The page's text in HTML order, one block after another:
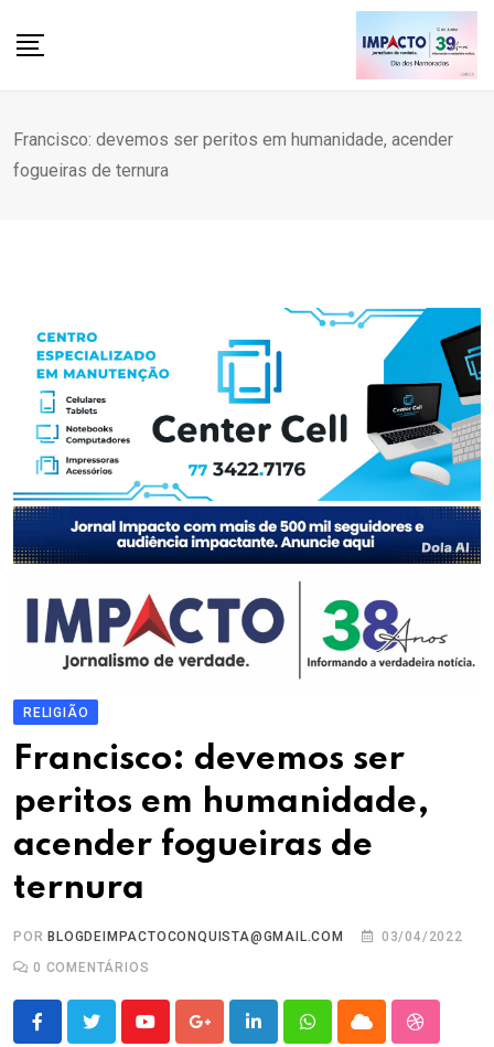
Francisco: devemos ser peritos em humanidade, acender
fogueiras de ternura
RELIGIÃO
Francisco: devemos ser
peritos em humanidade,
acender fogueiras de
ternura
POR BLOGDEIMPACTOCONQUISTA@GMAIL.COM
03/04/2022
0 COMENTÁRIOS
YoutubeGoogle+LinkedInWhatsappCloud